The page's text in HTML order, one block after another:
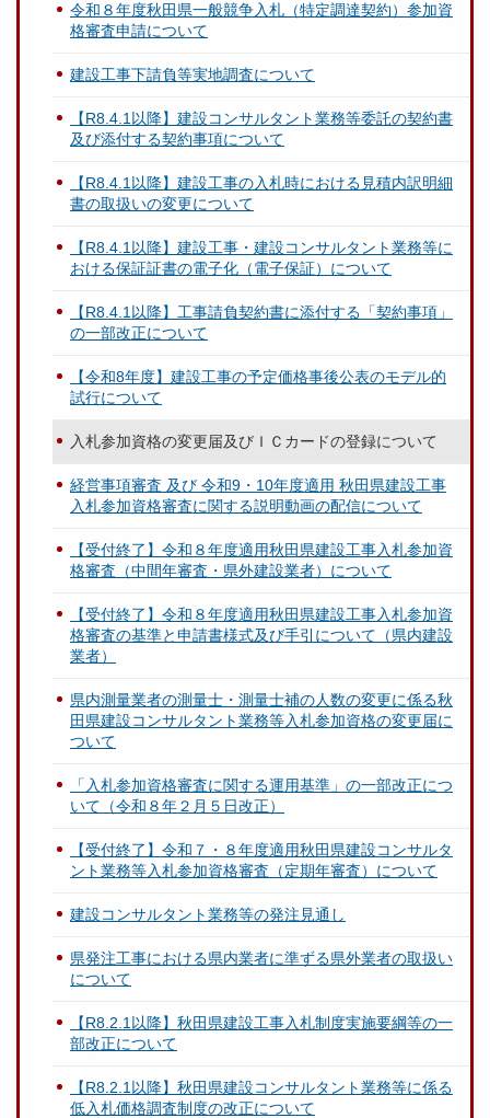
令和８年度秋田県一般競争入札（特定調達契約）参加資
格審査申請について
建設工事下請負等実地調査について
【R8.4.1以降】建設コンサルタント業務等委託の契約書
及び添付する契約事項について
【R8.4.1以降】建設工事の入札時における見積内訳明細
書の取扱いの変更について
【R8.4.1以降】建設工事・建設コンサルタント業務等に
おける保証証書の電子化（電子保証）について
【R8.4.1以降】工事請負契約書に添付する「契約事項」
の一部改正について
【令和8年度】建設工事の予定価格事後公表のモデル的
試行について
入札参加資格の変更届及びＩＣカードの登録について
経営事項審査 及び 令和9・10年度適用 秋田県建設工事
入札参加資格審査に関する説明動画の配信について
【受付終了】令和８年度適用秋田県建設工事入札参加資
格審査（中間年審査・県外建設業者）について
【受付終了】令和８年度適用秋田県建設工事入札参加資
格審査の基準と申請書様式及び手引について（県内建設
業者）
県内測量業者の測量士・測量士補の人数の変更に係る秋
田県建設コンサルタント業務等入札参加資格の変更届に
ついて
「入札参加資格審査に関する運用基準」の一部改正につ
いて（令和８年２月５日改正）
【受付終了】令和７・８年度適用秋田県建設コンサルタ
ント業務等入札参加資格審査（定期年審査）について
建設コンサルタント業務等の発注見通し
県発注工事における県内業者に準ずる県外業者の取扱い
について
【R8.2.1以降】秋田県建設工事入札制度実施要綱等の一
部改正について
【R8.2.1以降】秋田県建設コンサルタント業務等に係る
低入札価格調査制度の改正について